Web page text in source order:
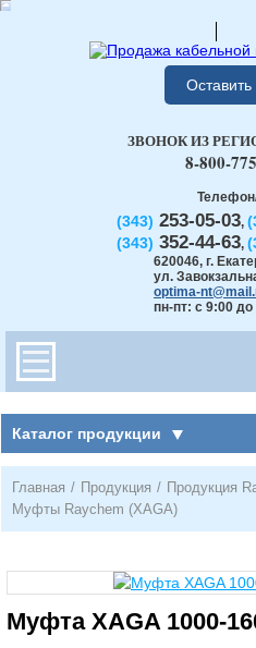
Оставить
(343) 253-05-03,
(343) 352-44-63,
620046, г.
ул.
optima-
пн-пт: с 9:00 до
ЗВОНОК ИЗ
8-800-
Каталог продукции
Главная / Продукция / Продукция
Муфты Raychem (XAGA)
Муфта XAGA 1000-